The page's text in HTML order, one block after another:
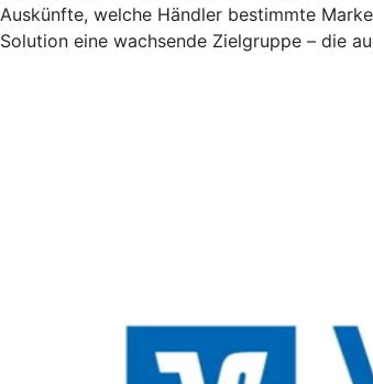
Auskünfte, welche Händler bestimmte
Solution eine wachsende Zielgruppe – die